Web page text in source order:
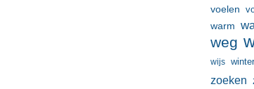
voelen
warm
weg
wijs winter
zoeken